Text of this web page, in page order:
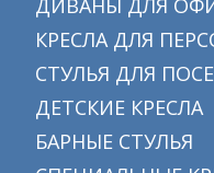
ДИВАНЫ ДЛЯ
КРЕСЛА ДЛЯ
СТУЛЬЯ ДЛЯ
ДЕТСКИЕ КРЕСЛА
БАРНЫЕ СТУЛЬЯ